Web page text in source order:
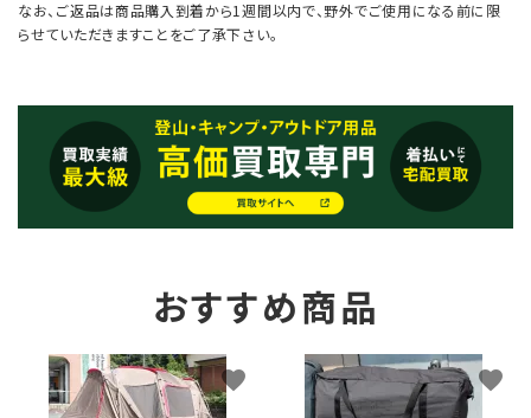
なお、ご返品は商品購入到着から1週間以内で、野外でご使用になる前に限
らせていただきますことをご了承下さい。
おすすめ商品
favorite favorite